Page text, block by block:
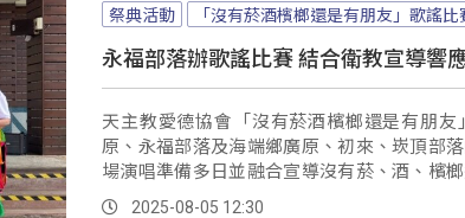
祭典活動 「沒有菸酒檳榔還是有朋友」歌謠比
永福部落辦歌謠比賽 結合衛教宣導響
天主教愛德協會「沒有菸酒檳榔還是有朋
原、永福部落及海端鄉廣原、初來、崁頂部
場演唱準備多日並融合宣導沒有菸、酒、檳
出獲得全場的掌聲。
2025-08-05 12:30